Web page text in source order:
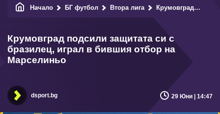
Начало БГ футбол Втора лига Крумовград
Крумовград подсили защитата си с
бразилец, играл в бившия отбор на
Марселиньо
dsport.bg 29 Юни | 14:47